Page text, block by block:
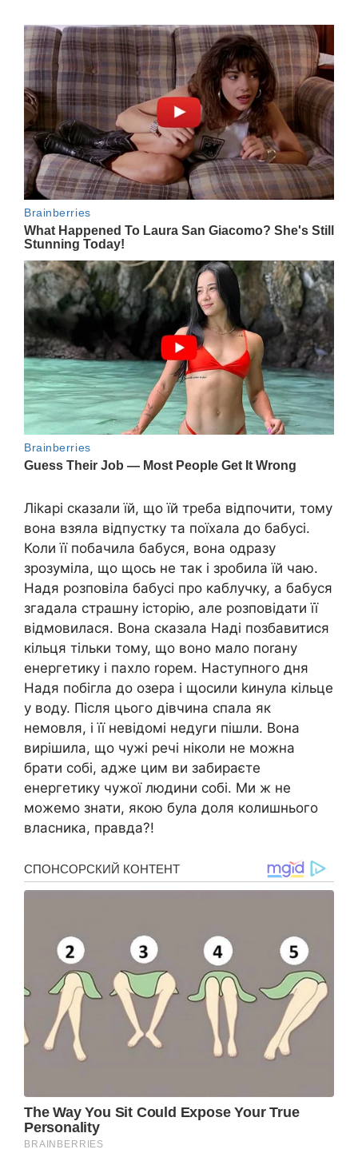
Ліkарі сказали їй, що їй треба відпочити, тому
вона взяла відпустку та поїхала до бабусі.
Коли її побачила бабуся, вона одразу
зрозуміла, що щось не так і зробила їй чаю.
Надя розповіла бабусі про каблучку, а бабуся
згадала страшну історію, але розповідати її
відмовилася. Вона сказала Наді позбавитися
кільця тільки тому, що воно мало поrану
енергетику і пахло rорем. Наступного дня
Надя побігла до озера і щосили kинула кільце
у воду. Після цього дівчина спала як
немовля, і її невідомі недуги пішли. Вона
вирішила, що чужі речі ніколи не можна
брати собі, адже цим ви забираєте
енергетику чужої людини собі. Ми ж не
можемо знати, якою була доля колишнього
власника, правда?!